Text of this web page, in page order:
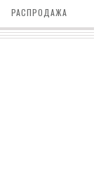
РАСПРОДАЖА